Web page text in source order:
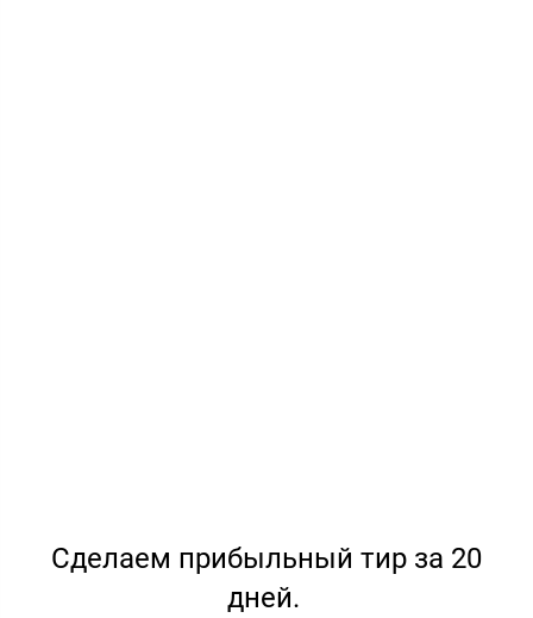
Сделаем прибыльный тир за 20
дней.